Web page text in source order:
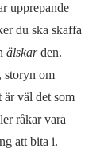
upprepande
du ska skaffa
älskarden.
storyn om
är väl det som
råkar vara
att bita i.